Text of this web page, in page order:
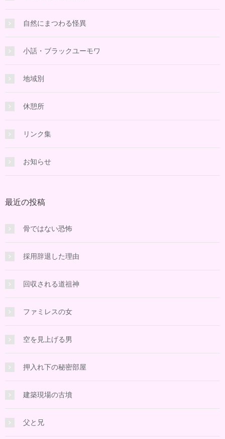
自然にまつわる怪異
小話・ブラックユーモワ
地域別
休憩所
リンク集
お知らせ
最近の投稿
骨ではない恐怖
採用辞退した理由
回収される道祖神
ファミレスの女
空を見上げる男
押入れ下の秘密部屋
建築現場の古墳
父と兄